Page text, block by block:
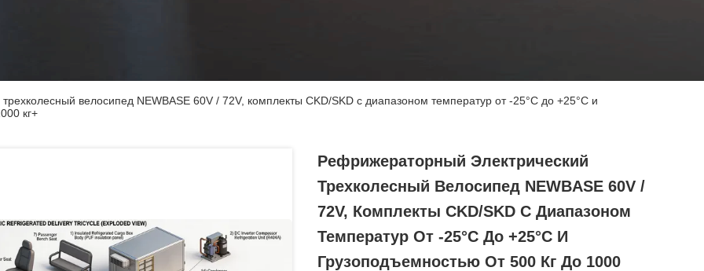
велосипед NEWBASE 60V / 72V, комплекты CKD/SKD с диапазоном температур от -25°C до +25°C и
кг+
Рефрижераторный Электрический
Трехколесный Велосипед NEWBASE 60V /
72V, Комплекты CKD/SKD С Диапазоном
Температур От -25°C До +25°C И
Грузоподъемностью От 500 Кг До 1000